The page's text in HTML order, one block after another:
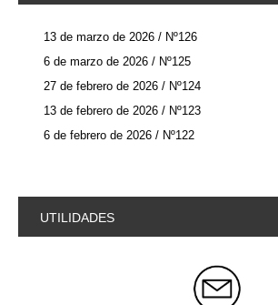
13 de marzo de 2026 / Nº126
6 de marzo de 2026 / Nº125
27 de febrero de 2026 / Nº124
13 de febrero de 2026 / Nº123
6 de febrero de 2026 / Nº122
UTILIDADES